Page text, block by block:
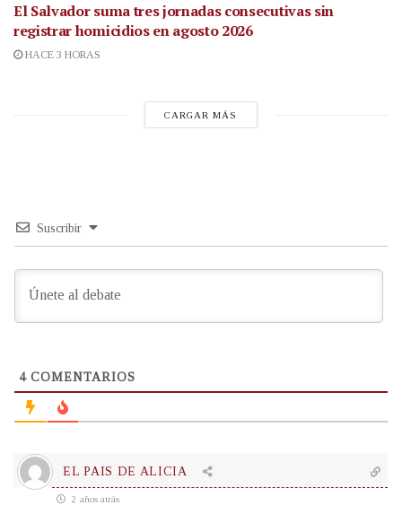
El Salvador suma tres jornadas consecutivas sin
registrar homicidios en agosto 2026
HACE 3 HORAS
CARGAR MÁS
Suscribir
4COMENTARIOS
EL PAIS DE ALICIA
2 años atrás